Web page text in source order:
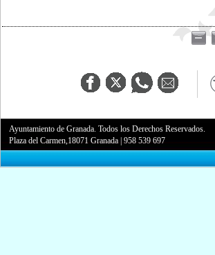
Ayuntamiento de Granada. Todos los Derechos Reservados.
Plaza del Carmen,18071 Granada |958 539 697